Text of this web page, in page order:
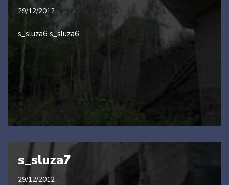
29/12/2012
s_sluza6 s_sluza6
s_sluza7
29/12/2012